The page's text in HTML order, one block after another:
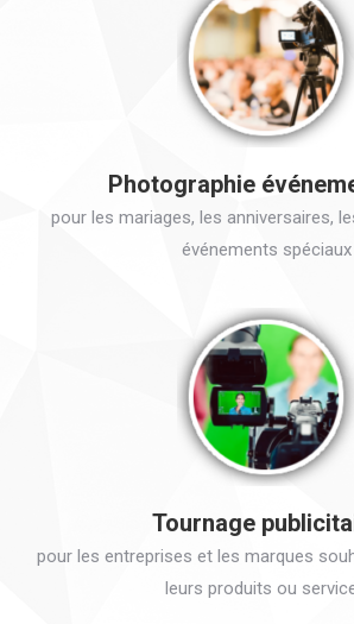
Photographie
pour les mariages, les anniversaires,
événements spéciaux
Tournage
pour les entreprises et les marques
leurs produits ou